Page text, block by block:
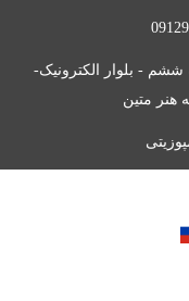
- بلوار الکترونیک-
هنر متین